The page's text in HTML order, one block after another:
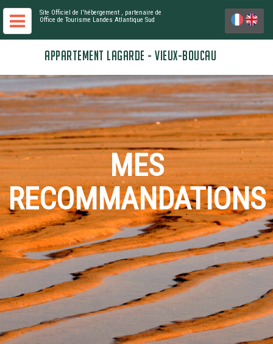
Site Officiel de l'hébergement , partenaire de
Office de Tourisme Landes Atlantique Sud
APPARTEMENT LAGARDE - VIEUX-BOUCAU
MES
RECOMMANDATIONS